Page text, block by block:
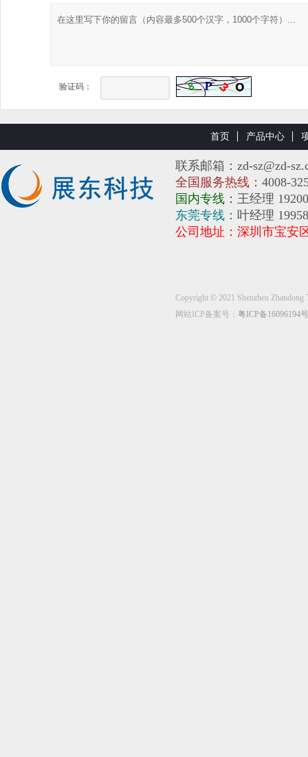
验证码：
首页 产品中心
联系邮箱：zd-sz@zd-
全国服务热线： 4008-
国内专线： 王经理
东莞专线： 叶经理
公司地址：深圳市宝安
Copyright © 2021 Shenzhen
网站ICP备案号： 粤ICP备16096194号